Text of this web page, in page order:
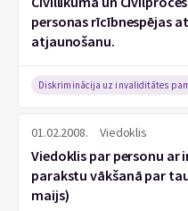
personas rīcībnespējas
atjaunošanu.
Diskriminācija uz invaliditātes
01.02.2008. Viedoklis
Viedoklis par personu
parakstu vākšanā par
maijs)